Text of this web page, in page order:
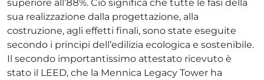
superiore all’88%. Ciò significa che tutte le fasi della
sua realizzazione dalla progettazione, alla
costruzione, agli effetti finali, sono state eseguite
secondo i principi dell’edilizia ecologica e sostenibile.
Il secondo importantissimo attestato ricevuto è
stato il LEED, che la Mennica Legacy Tower ha